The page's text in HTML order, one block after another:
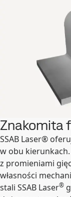
Znakomita
SSAB Laser®
w obu kierunkach.
z promieniami
własności
stali SSAB Laser®